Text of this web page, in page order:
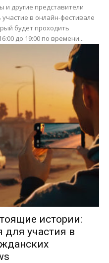
и другие представители
в онлайн-фестивале
будет проходить
до 19:00 по времени...
истории:
для участия в